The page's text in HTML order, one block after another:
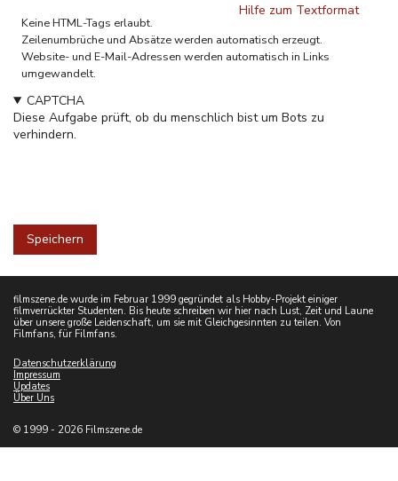
Hilfe zum Textformat
Keine HTML-Tags erlaubt.
Zeilenumbrüche und Absätze werden automatisch erzeugt.
Website- und E-Mail-Adressen werden automatisch in Links
umgewandelt.
CAPTCHA
Diese Aufgabe prüft, ob du menschlich bist um Bots zu
verhindern.
filmszene.de wurde im Februar 1999 gegründet als Hobby-Projekt einiger
filmverrückter Studenten. Bis heute schreiben wir hier nach Lust, Zeit und Laune
über unsere große Leidenschaft, um sie mit Gleichgesinnten zu teilen. Von
Filmfans, für Filmfans.
Datenschutzerklärung
Impressum
Updates
Über Uns
© 1999 - 2026 Filmszene.de